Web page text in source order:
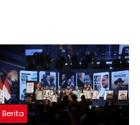
Berita